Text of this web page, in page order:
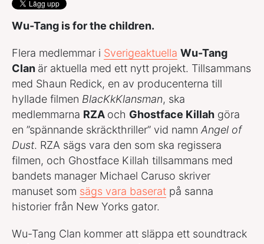
Wu-Tang is for the children.
Flera medlemmar i Sverigeaktuella Wu-Tang
Clan är aktuella med ett nytt projekt. Tillsammans
med Shaun Redick, en av producenterna till
hyllade filmen BlacKkKlansman, ska
medlemmarna RZA och Ghostface Killah göra
en ”spännande skräckthriller” vid namn Angel of
Dust. RZA sägs vara den som ska regissera
filmen, och Ghostface Killah tillsammans med
bandets manager Michael Caruso skriver
manuset som sägs vara baserat på sanna
historier från New Yorks gator.
Wu-Tang Clan kommer att släppa ett soundtrack